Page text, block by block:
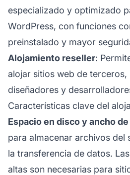
especializado y optimizado
WordPress, con funciones
preinstalado y mayor
Alojamiento reseller:
alojar sitios web de
diseñadores y
Características clave del
Espacio en disco y ancho
para almacenar archivos del
la transferencia de datos.
altas son necesarias para